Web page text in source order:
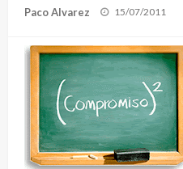
Paco Alvarez
Publicado
15/07/2011